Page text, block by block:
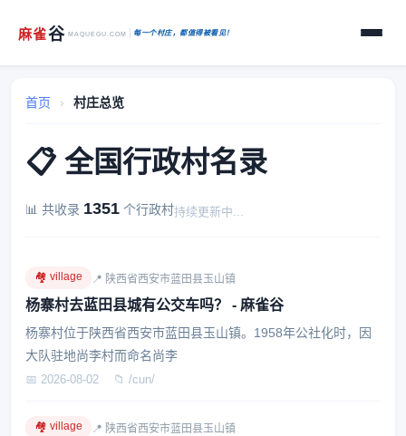
麻雀谷 MAQUEGU.COM 每一个村庄，都值得被看见！
首页 › 村庄总览
📋 全国行政村名录
📊 共收录 1351 个行政村持续更新中...
🏘️ village 📍 陕西省西安市蓝田县玉山镇
杨寨村去蓝田县城有公交车吗？ - 麻雀谷
杨寨村位于陕西省西安市蓝田县玉山镇。1958年公社化时，因
大队驻地尚李村而命名尚李
📅 2026-08-02 📁 /cun/
🏘️ village 📍 陕西省西安市蓝田县玉山镇